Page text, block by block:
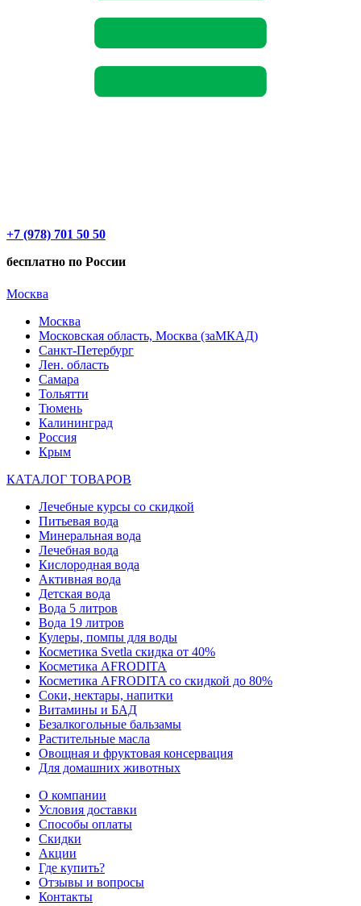
+7 (978) 701 50 50
бесплатно по России
Москва
Москва
Московская область, Москва (заМКАД)
Санкт-Петербург
Лен. область
Самара
Тольятти
Тюмень
Калининград
Россия
Крым
КАТАЛОГ ТОВАРОВ
Лечебные курсы со скидкой
Питьевая вода
Минеральная вода
Лечебная вода
Кислородная вода
Активная вода
Детская вода
Вода 5 литров
Вода 19 литров
Кулеры, помпы для воды
Косметика Svetla скидка от 40%
Косметика AFRODITA
Косметика AFRODITA со скидкой до 80%
Соки, нектары, напитки
Витамины и БАД
Безалкогольные бальзамы
Растительные масла
Овощная и фруктовая консервация
Для домашних животных
О компании
Условия доставки
Способы оплаты
Скидки
Акции
Где купить?
Отзывы и вопросы
Контакты